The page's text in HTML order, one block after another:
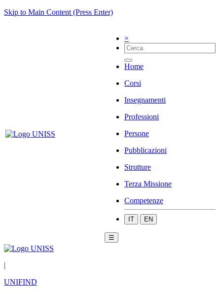
Skip to Main Content (Press Enter)
×
Home
Corsi
Insegnamenti
Professioni
Persone
Pubblicazioni
Strutture
Terza Missione
Competenze
IT EN
☰
|
UNIFIND